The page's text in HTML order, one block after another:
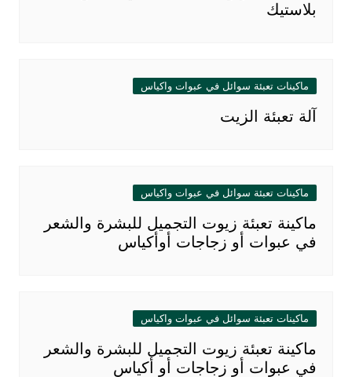
بلاستيك
ماكينات تعبئة سوائل في عبوات واكياس
آلة تعبئة الزيت
ماكينات تعبئة سوائل في عبوات واكياس
ماكينة تعبئة زيوت التجميل للبشرة والشعر
في عبوات أو زجاجات أوأكياس
ماكينات تعبئة سوائل في عبوات واكياس
ماكينة تعبئة زيوت التجميل للبشرة والشعر
في عبوات أو زجاجات أو أكياس